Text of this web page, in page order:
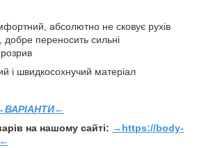
абсолютно не сковує рухів
добре переносить сильні
і швидкосохнучий матеріал
на нашому сайті: → https://body-
←